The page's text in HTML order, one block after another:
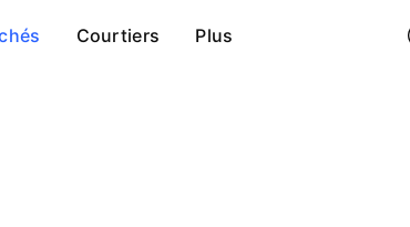
Courtiers Plus